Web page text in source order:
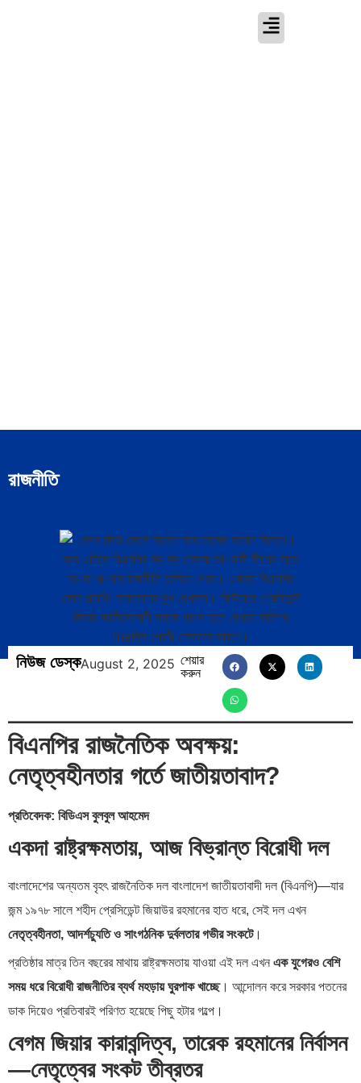
রাজনীতি
নিউজ ডেস্কAugust 2, 2025 শেয়ার
করুন
বিএনপির রাজনৈতিক অবক্ষয়:
নেতৃত্বহীনতার গর্তে জাতীয়তাবাদ?
প্রতিবেদক: বিডিএস বুলবুল আহমেদ
একদা রাষ্ট্রক্ষমতায়, আজ বিভ্রান্ত বিরোধী দল
বাংলাদেশের অন্যতম বৃহৎ রাজনৈতিক দল বাংলাদেশ জাতীয়তাবাদী দল (বিএনপি)—যার
জন্ম ১৯৭৮ সালে শহীদ প্রেসিডেন্ট জিয়াউর রহমানের হাত ধরে, সেই দল এখন
নেতৃত্বহীনতা, আদর্শচ্যুতি ও সাংগঠনিক দুর্বলতার গভীর সংকটে।
প্রতিষ্ঠার মাত্র তিন বছরের মাথায় রাষ্ট্রক্ষমতায় যাওয়া এই দল এখন এক যুগেরও বেশি
সময় ধরে বিরোধী রাজনীতির ব্যর্থ মহড়ায় ঘুরপাক খাচ্ছে। আন্দোলন করে সরকার পতনের
ডাক দিয়েও প্রতিবারই পরিণত হয়েছে পিছু হটার গল্পে।
বেগম জিয়ার কারাবন্দিত্ব, তারেক রহমানের নির্বাসন
—নেতৃত্বের সংকট তীব্রতর